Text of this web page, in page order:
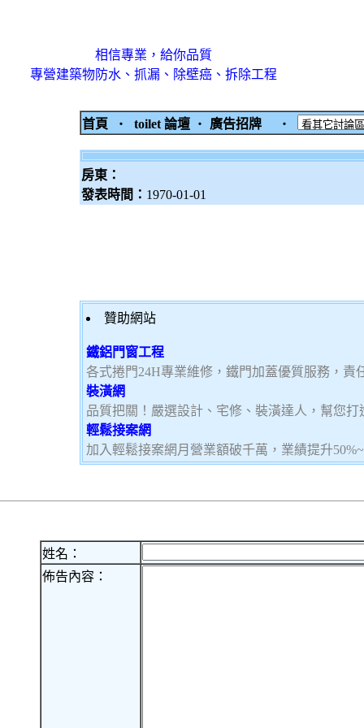
相信專業，給你品質
專營建築物防水、抓漏、除壁癌、拆除工程
首頁 ‧ toilet 論壇 ‧ 廣告招牌 ‧
房東：
發表時間： 1970-01-01
贊助網站
鐵鋁門窗工程
各式捲門24H專業維修，鐵門加蓋優質服務，責
裝潢網
品質把關！嚴選設計、宅修、裝潢達人，幫您
輕鬆接案網
加入輕鬆接案網月營業額破千萬，業績提升
姓名：
佈告內容：